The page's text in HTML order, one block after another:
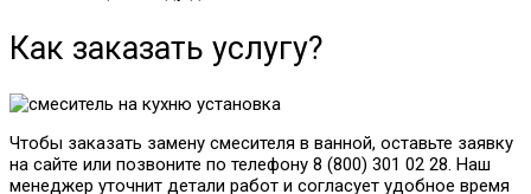
Как заказать услугу?
Чтобы заказать замену смесителя в ванной, оставьте заявку
на сайте или позвоните по телефону 8 (800) 301 02 28. Наш
менеджер уточнит детали работ и согласует удобное время